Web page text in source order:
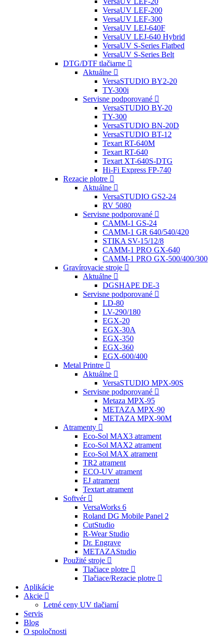
VersaUV LEF-200
VersaUV LEF-300
VersaUV LEJ-640F
VersaUV LEJ-640 Hybrid
VersaUV S-Series Flatbed
VersaUV S-Series Belt
DTG/DTF tlačiarne
Aktuálne
VersaSTUDIO BY2-20
TY-300i
Servisne podporované
VersaSTUDIO BY-20
TY-300
VersaSTUDIO BN-20D
VersaSTUDIO BT-12
Texart RT-640M
Texart RT-640
Texart XT-640S-DTG
Hi-Fi Express FP-740
Rezacie plotre
Aktuálne
VersaSTUDIO GS2-24
RV 5080
Servisne podporované
CAMM-1 GS-24
CAMM-1 GR 640/540/420
STIKA SV-15/12/8
CAMM-1 PRO GX-640
CAMM-1 PRO GX-500/400/300
Gravírovacie stroje
Aktuálne
DGSHAPE DE-3
Servisne podporované
LD-80
LV-290/180
EGX-20
EGX-30A
EGX-350
EGX-360
EGX-600/400
Metal Printre
Aktuálne
VersaSTUDIO MPX-90S
Servisne podporované
Metaza MPX-95
METAZA MPX-90
METAZA MPX-90M
Atramenty
Eco-Sol MAX3 atrament
Eco-Sol MAX2 atrament
Eco-Sol MAX atrament
TR2 atrament
ECO-UV atrament
EJ atrament
Textart atrament
Softvér
VersaWorks 6
Roland DG Mobile Panel 2
CutStudio
R-Wear Studio
Dr. Engrave
METAZAStudio
Použité stroje
Tlačiace plotre
Tlačiace/Rezacie plotre
Aplikácie
Akcie
Letné ceny UV tlačiarní
Servis
Blog
O spoločnosti